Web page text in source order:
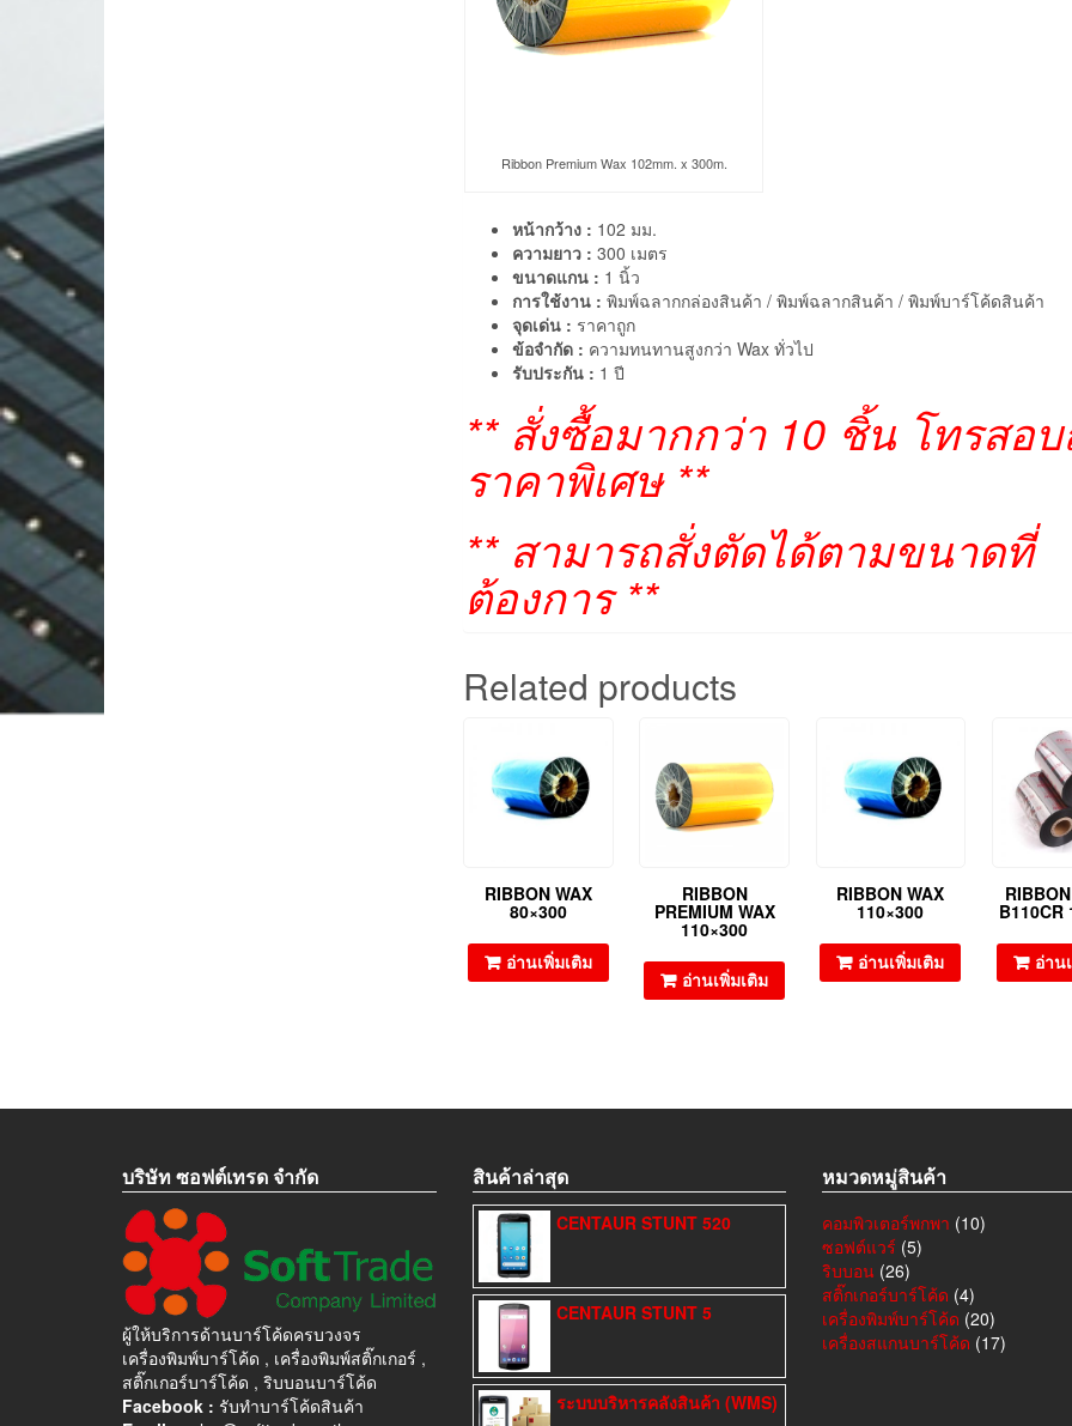
Ribbon Premium Wax 102mm. x 300m.
หน้ากว้าง : 102 มม.
ความยาว : 300 เมตร
ขนาดแกน : 1 นิ้ว
การใช้งาน : พิมพ์ฉลากกล่องสินค้า / พิมพ์ฉลากสินค้า / พิมพ์บาร์โค้ดสินค้า
จุดเด่น : ราคาถูก
ข้อจำกัด : ความทนทานสูงกว่า Wax ทั่วไป
รับประกัน : 1 ปี
** สั่งซื้อมากกว่า 10 ชิ้น โทรสอ
ราคาพิเศษ **
** สามารถสั่งตัดได้ตามขนาดที่
ต้องการ **
Related products
RIBBON WAX
80×300
อ่านเพิ่มเติม
RIBBON
PREMIUM WAX
110×300
อ่านเพิ่มเติม
RIBBON WAX
110×300
อ่านเพิ่มเติม
B110CR
อ่าน
บริษัท ซอฟต์เทรด จำกัด
ผู้ให้บริการด้านบาร์โค้ดครบวงจร
เครื่องพิมพ์บาร์โค้ด , เครื่องพิมพ์สติ๊กเกอร์ ,
สติ๊กเกอร์บาร์โค้ด , ริบบอนบาร์โค้ด
Facebook : รับทำบาร์โค้ดสินค้า
สินค้าล่าสุด
CENTAUR STUNT 520
CENTAUR STUNT 5
ระบบบริหารคลังสินค้า (WMS)
หมวดหมู่สินค้า
คอมพิวเตอร์พกพา (10)
ซอฟต์แวร์ (5)
ริบบอน (26)
สติ๊กเกอร์บาร์โค้ด (4)
เครื่องพิมพ์บาร์โค้ด (20)
เครื่องสแกนบาร์โค้ด (17)